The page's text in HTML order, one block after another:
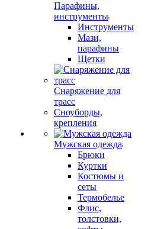
Парафины,
инструменты
Инструменты
Мази,
парафины
Щетки
Снаряжение для
трасс
Сноуборды,
крепления
Мужская одежда
Брюки
Куртки
Костюмы и
сеты
Термобелье
Флис,
толстовки,